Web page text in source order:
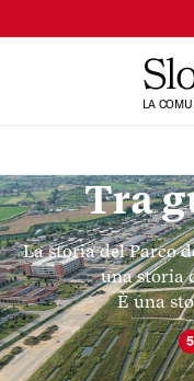
LA
Tra
La storia del Parco
una storia
È una
5